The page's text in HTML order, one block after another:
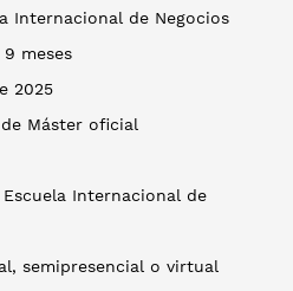
Internacional de Negocios
9 meses
2025
Máster oficial
Escuela Internacional de
semipresencial o virtual